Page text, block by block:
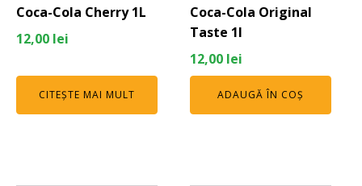
Coca-Cola Cherry 1L
12,00 lei
CITEȘTE MAI MULT
Coca-Cola Original
Taste 1l
12,00 lei
ADAUGĂ ÎN COȘ